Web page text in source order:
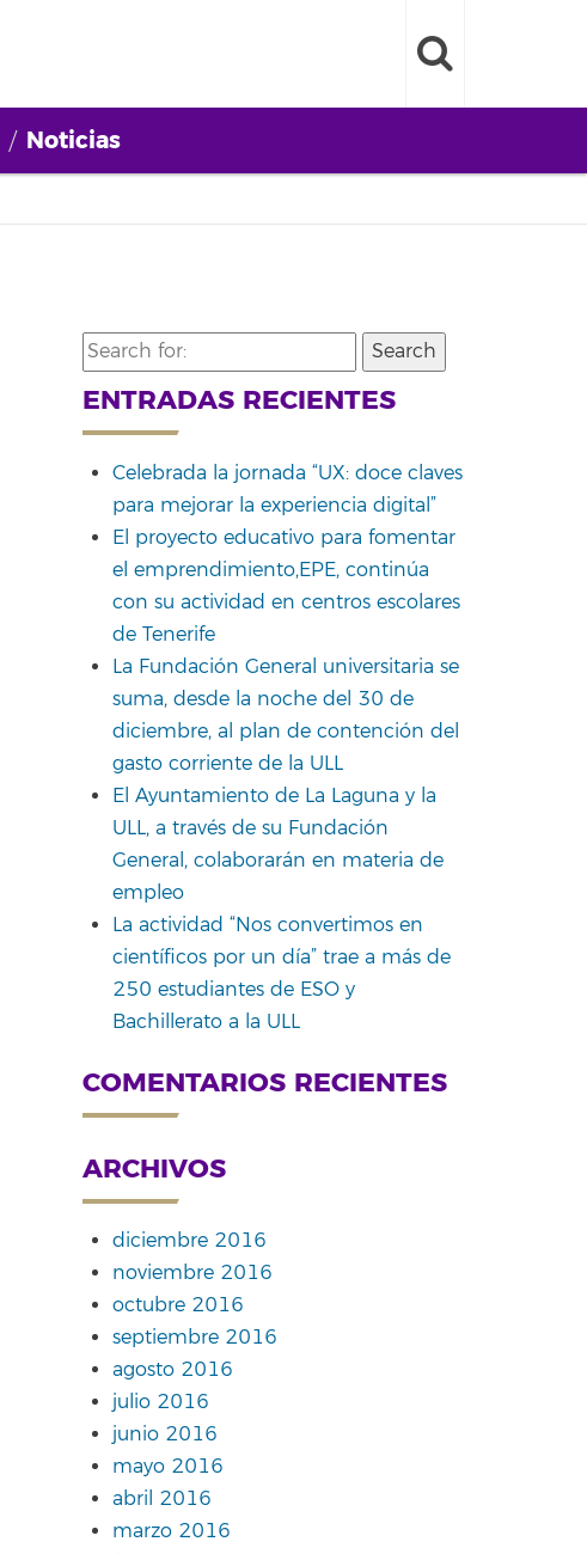
Noticias
Search
for:
ENTRADAS RECIENTES
Celebrada la jornada “UX: doce claves
para mejorar la experiencia digital”
El proyecto educativo para fomentar
el emprendimiento,EPE, continúa
con su actividad en centros escolares
de Tenerife
La Fundación General universitaria se
suma, desde la noche del 30 de
diciembre, al plan de contención del
gasto corriente de la ULL
El Ayuntamiento de La Laguna y la
ULL, a través de su Fundación
General, colaborarán en materia de
empleo
La actividad “Nos convertimos en
científicos por un día” trae a más de
250 estudiantes de ESO y
Bachillerato a la ULL
COMENTARIOS RECIENTES
ARCHIVOS
diciembre 2016
noviembre 2016
octubre 2016
septiembre 2016
agosto 2016
julio 2016
junio 2016
mayo 2016
abril 2016
marzo 2016